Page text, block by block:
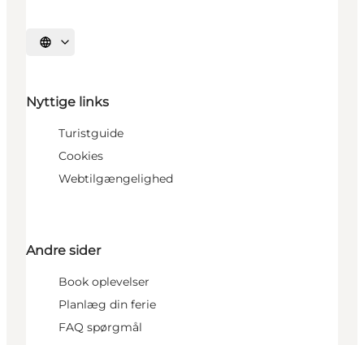
Vælg sprog
Nyttige links
Turistguide
Cookies
Webtilgængelighed
Andre sider
Book oplevelser
Planlæg din ferie
FAQ spørgmål